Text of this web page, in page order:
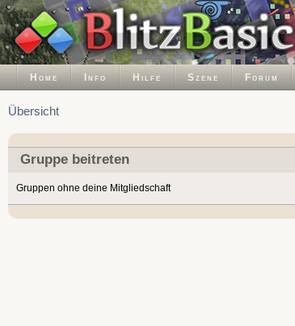
Home Info Hilfe Szene Forum
Übersicht
Gruppe beitreten
Gruppen ohne deine Mitgliedschaft